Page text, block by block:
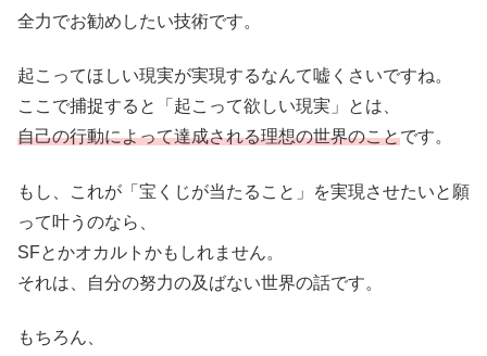
全力でお勧めしたい技術です。
起こってほしい現実が実現するなんて嘘くさいですね。
ここで捕捉すると
「起こって欲しい現実」とは、
自己の行動によって達成される理想の世界のことです。
もし、これが「宝くじが当たること」を実現させたいと願
って叶うのなら、
SFとかオカルトかもしれません。
それは、自分の努力の及ばない世界の話です。
もちろん、